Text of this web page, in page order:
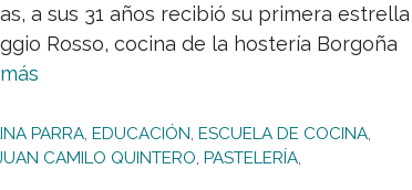
a sus 31 años recibió su primera estrella
Rosso, cocina de la hostería Borgoña
PARRA, EDUCACIÓN, ESCUELA DE COCINA,
CAMILO QUINTERO, PASTELERÍA,